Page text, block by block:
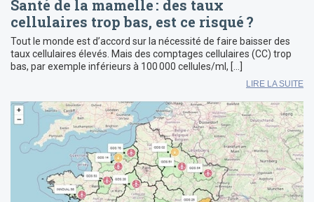
Santé de la mamelle : des taux
cellulaires trop bas, est ce risqué ?
Tout le monde est d’accord sur la nécessité de faire baisser des
taux cellulaires élevés. Mais des comptages cellulaires (CC) trop
bas, par exemple inférieurs à 100 000 cellules/ml, […]
LIRE LA SUITE